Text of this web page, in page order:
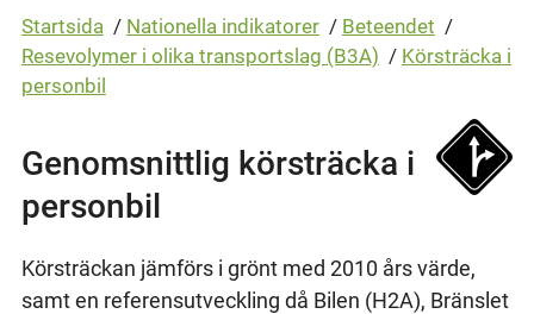
Startsida / Nationella indikatorer / Beteendet /
Resevolymer i olika transportslag (B3A) / Körsträcka i
personbil
Genomsnittlig körsträcka i
personbil
Körsträckan jämförs i grönt med 2010 års värde,
samt en referensutveckling då Bilen (H2A), Bränslet